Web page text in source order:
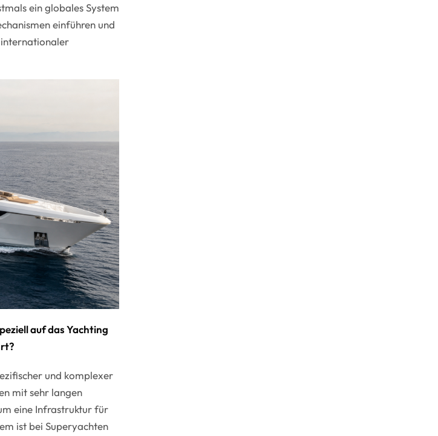
ein globales System
einführen und
internationaler
auf das Yachting
und komplexer
mit sehr langen
eine Infrastruktur für
ist bei Superyachten